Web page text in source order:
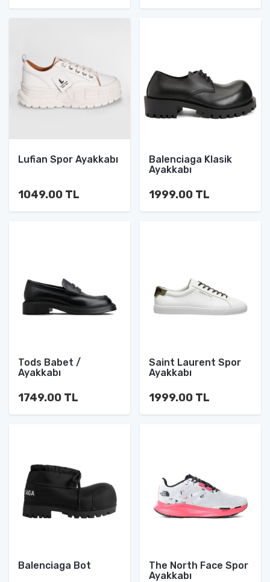
Lufian Spor Ayakkabı
1049.00 TL
Balenciaga Klasik
Ayakkabı
1999.00 TL
Tods Babet /
Ayakkabı
1749.00 TL
Saint Laurent Spor
Ayakkabı
1999.00 TL
Balenciaga Bot
The North Face Spor
Ayakkabı